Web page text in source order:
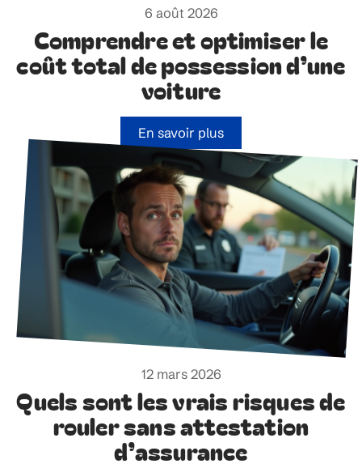
6 août 2026
Comprendre et optimiser le
coût total de possession d’une
voiture
En savoir plus
12 mars 2026
Quels sont les vrais risques de
rouler sans attestation
d’assurance